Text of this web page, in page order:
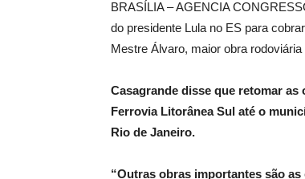
BRASÍLIA – AGENCIA
do presidente Lula no ES para
Mestre Álvaro, maior obra rodoviária
Casagrande disse que retomar as
Ferrovia Litorânea Sul até o
Rio de Janeiro.
“Outras obras importantes são